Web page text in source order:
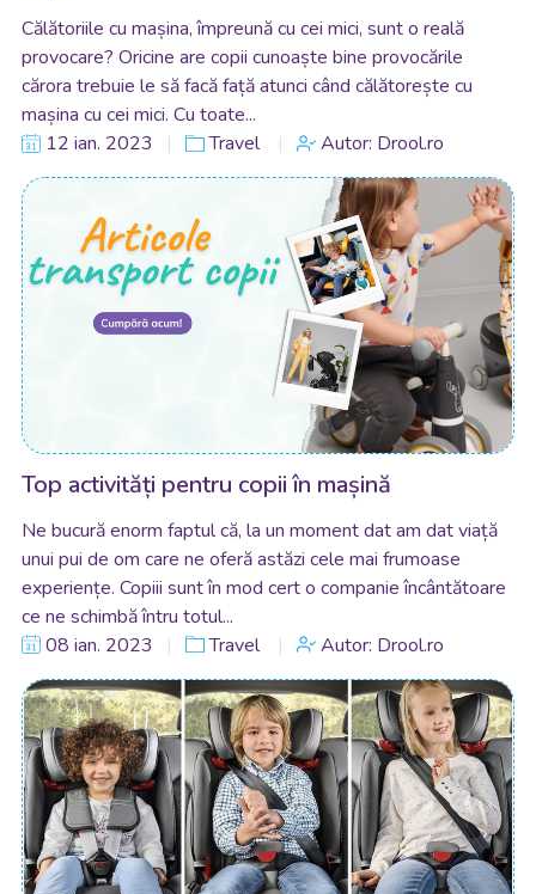
Călătoriile cu mașina, împreună cu cei mici, sunt o reală
provocare? Oricine are copii cunoaște bine provocările
cărora trebuie le să facă față atunci când călătorește cu
mașina cu cei mici. Cu toate...
12 ian. 2023
Travel Autor: Drool.ro
Top activități pentru copii în mașină
Ne bucură enorm faptul că, la un moment dat am dat viață
unui pui de om care ne oferă astăzi cele mai frumoase
experiențe. Copiii sunt în mod cert o companie încântătoare
ce ne schimbă întru totul...
08 ian. 2023
Travel Autor: Drool.ro